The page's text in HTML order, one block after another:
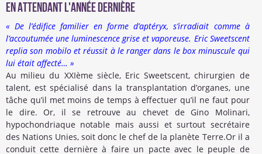
En attendant l'année dernière
« De l’édifice familier en forme d’aptéryx, s’irradiait comme à
l’accoutumée une luminescence grise et vaporeuse. Eric Sweetscent
replia son mobilo et réussit à le ranger dans le box minuscule qui
lui était affecté… »
Au milieu du XXIème siècle, Eric Sweetscent, chirurgien de
talent, est spécialisé dans la transplantation d’organes, une
tâche qu’il met moins de temps à effectuer qu’il ne faut pour
le dire. Or, il se retrouve au chevet de Gino Molinari,
hypochondriaque notable mais aussi et surtout secrétaire
des Nations Unies, soit donc le chef de la planète Terre.Or il a
conduit cette dernière à faire un pacte avec le peuple de